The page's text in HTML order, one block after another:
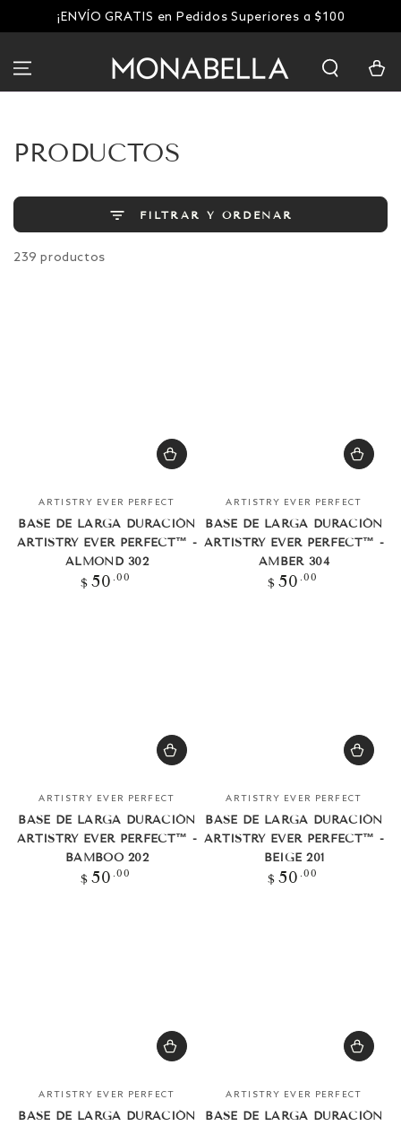
IR AL
CONTENIDO
¡ENVÍO GRATIS en Pedidos Superiores a $100
Carrito
COLECCIÓN:
PRODUCTOS
FILTRAR Y ORDENAR
239 productos
Vendedor:
ARTISTRY EVER PERFECT
BASE DE LARGA DURACIÓN
ARTISTRY EVER PERFECT™ -
ALMOND 302
Precio
$ 50 .00
Vendedor:
ARTISTRY EVER PERFECT
BASE DE LARGA DURACIÓN
ARTISTRY EVER PERFECT™ -
AMBER 304
Precio
$ 50 .00
Vendedor:
ARTISTRY EVER PERFECT
BASE DE LARGA DURACIÓN
ARTISTRY EVER PERFECT™ -
BAMBOO 202
Precio
$ 50 .00
Vendedor:
ARTISTRY EVER PERFECT
BASE DE LARGA DURACIÓN
ARTISTRY EVER PERFECT™ -
BEIGE 201
Precio
$ 50 .00
Vendedor:
ARTISTRY EVER PERFECT
BASE DE LARGA DURACIÓN
Vendedor:
ARTISTRY EVER PERFECT
BASE DE LARGA DURACIÓN